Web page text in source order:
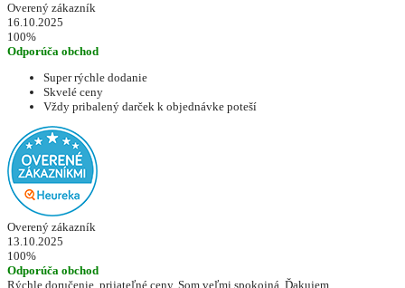
Overený zákazník
16.10.2025
100%
Odporúča obchod
Super rýchle dodanie
Skvelé ceny
Vždy pribalený darček k objednávke poteší
Overený zákazník
13.10.2025
100%
Odporúča obchod
Rýchle doručenie, prijateľné ceny. Som veľmi spokojná. Ďakujem